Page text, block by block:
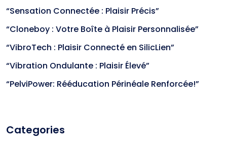
“Sensation Connectée : Plaisir Précis”
“Cloneboy : Votre Boîte à Plaisir Personnalisée”
“VibroTech : Plaisir Connecté en SilicLien”
“Vibration Ondulante : Plaisir Élevé”
“PelviPower: Rééducation Périnéale Renforcée!”
Categories